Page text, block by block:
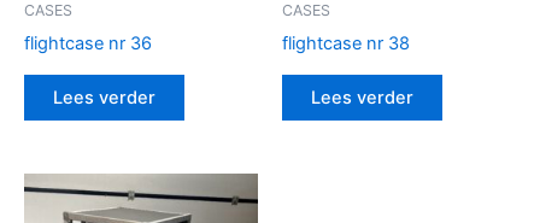
CASES
flightcase nr 36
Lees verder
CASES
flightcase nr 38
Lees verder